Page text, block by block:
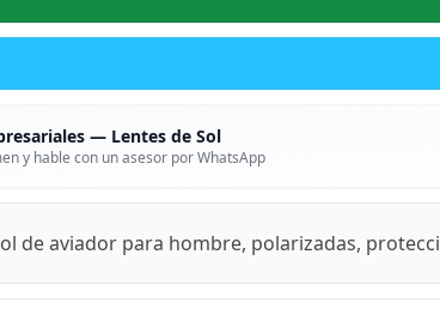
— Lentes de Sol
y hable con un asesor por WhatsApp
de aviador para hombre, polarizadas,